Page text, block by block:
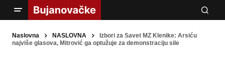
Naslovna NASLOVNA
Izbori za Savet MZ Klenike: Arsiću
najviše glasova, Mitrović ga optužuje za demonstraciju sile